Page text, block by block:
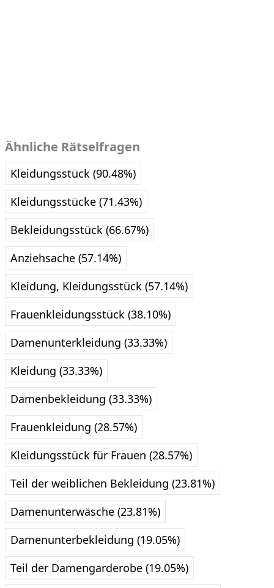
Ähnliche Rätselfragen
Kleidungsstück (90.48%)
Kleidungsstücke (71.43%)
Bekleidungsstück (66.67%)
Anziehsache (57.14%)
Kleidung, Kleidungsstück (57.14%)
Frauenkleidungsstück (38.10%)
Damenunterkleidung (33.33%)
Kleidung (33.33%)
Damenbekleidung (33.33%)
Frauenkleidung (28.57%)
Kleidungsstück für Frauen (28.57%)
Teil der weiblichen Bekleidung (23.81%)
Damenunterwäsche (23.81%)
Damenunterbekleidung (19.05%)
Teil der Damengarderobe (19.05%)